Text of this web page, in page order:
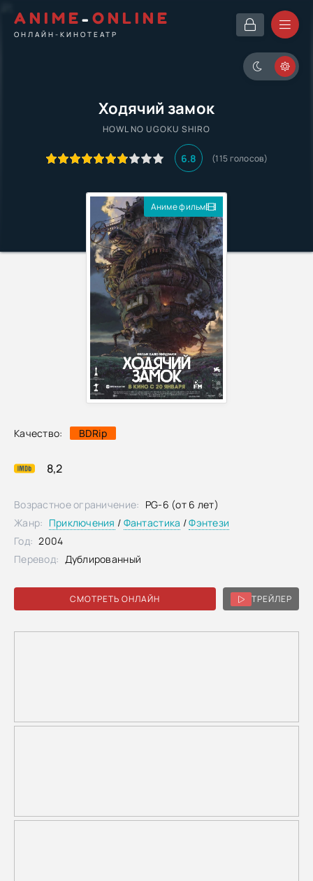
ANIME- ONLINE
ОНЛАЙН-КИНОТЕАТР
Ходячий замок
HOWL NO UGOKU SHIRO
6.8 (115голосов)
Качество: BDRip
8,2
Аниме фильм
СМОТРЕТЬ ОНЛАЙН ТРЕЙЛЕР
Возрастное ограничение: PG-6 (от 6 лет)
Жанр: Приключения / Фантастика /Фэнтези
Год: 2004
Перевод: Дублированный